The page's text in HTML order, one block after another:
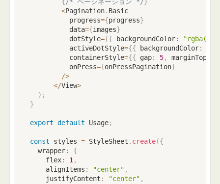
<Pagination. Basic
          progress
={progress}
          data
={images}
          dotStyle
={{ backgroundColor:
          activeDotStyle
={{ backgroundColor:
          containerStyle
={{ gap: 5, marginTop
          onPress
={onPressPagination}
/>
</View>
) ;
}
export default Usage;
const styles = StyleSheet . create({
  wrapper
:
{
    flex
: 1 ,
    alignItems
: "center" ,
    justifyContent
: "center" ,